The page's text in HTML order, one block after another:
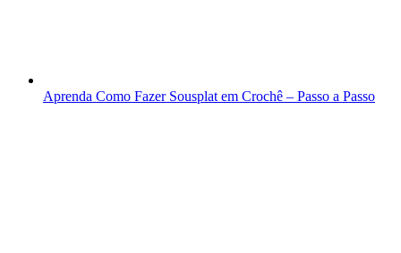
Aprenda Como Fazer Sousplat em Crochê – Passo a Passo